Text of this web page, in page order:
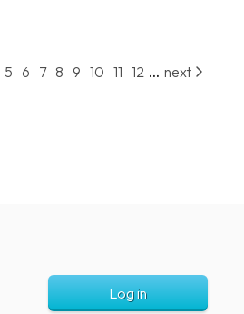
5 6 7 8 9 10 11 12 ... next
Log in